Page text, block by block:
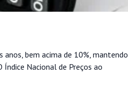
anos, bem acima de 10%, mantendo
Nacional de Preços ao